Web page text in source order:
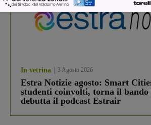
In vetrina 3 Agosto 2026
Estra Notizie agosto: Smart
studenti coinvolti, torna il bando
debutta il podcast Estrair